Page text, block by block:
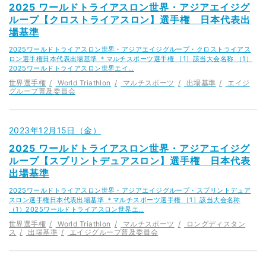
2025 ワールドトライアスロン世界・アジアエイジグ
ループ【クロストライアスロン】選手権 日本代表出
場基準
2025ワールドトライアスロン世界・アジアエイジグループ・クロストライアス
ロン選手権日本代表出場基準 ＊マルチスポーツ選手権 ［1］該当大会名称 （1）
2025ワールドトライアスロン世界エイ…
世界選手権 World Triathlon マルチスポーツ 出場基準
エイジ
グループ普及委員会
2023年12月15日（金）
2025 ワールドトライアスロン世界・アジアエイジグ
ループ【スプリントデュアスロン】選手権 日本代表
出場基準
2025ワールドトライアスロン世界・アジアエイジグループ・スプリントデュア
スロン選手権日本代表出場基準 ＊マルチスポーツ選手権 ［1］該当大会名称
（1）2025ワールドトライアスロン世界エ…
世界選手権 World Triathlon マルチスポーツ
ロングディスタン
ス
出場基準 エイジグループ普及委員会